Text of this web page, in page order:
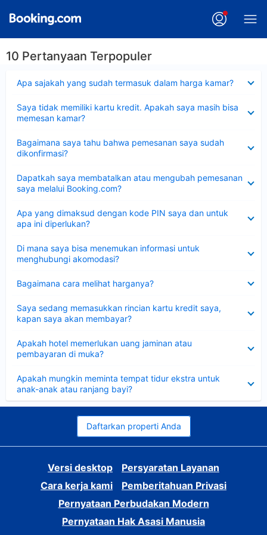
10 Pertanyaan Terpopuler
Apa sajakah yang sudah termasuk dalam harga kamar?
Saya tidak memiliki kartu kredit. Apakah saya masih bisa
memesan kamar?
Bagaimana saya tahu bahwa pemesanan saya sudah
dikonfirmasi?
Dapatkah saya membatalkan atau mengubah pemesanan
saya melalui Booking.com?
Apa yang dimaksud dengan kode PIN saya dan untuk
apa ini diperlukan?
Di mana saya bisa menemukan informasi untuk
menghubungi akomodasi?
Bagaimana cara melihat harganya?
Saya sedang memasukkan rincian kartu kredit saya,
kapan saya akan membayar?
Apakah hotel memerlukan uang jaminan atau
pembayaran di muka?
Apakah mungkin meminta tempat tidur ekstra untuk
anak-anak atau ranjang bayi?
Daftarkan properti Anda
Versi desktop
Persyaratan Layanan
Cara kerja kami
Pemberitahuan Privasi
Pernyataan Perbudakan Modern
Pernyataan Hak Asasi Manusia